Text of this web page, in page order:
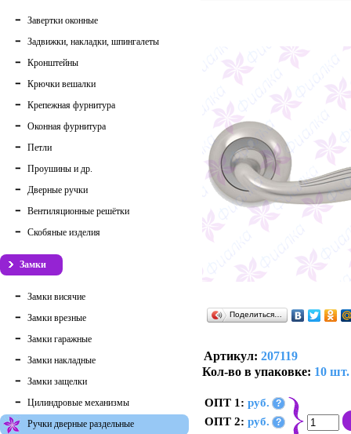
Завертки оконные
Задвижки, накладки, шпингалеты
Кронштейны
Крючки вешалки
Крепежная фурнитура
Оконная фурнитура
Петли
Проушины и др.
Дверные ручки
Вентиляционные решётки
Скобяные изделия
Замки
Замки висячие
Замки врезные
Замки гаражные
Замки накладные
Замки защелки
Цилиндровые механизмы
Ручки дверные раздельные
Поделиться…
Артикул: 207119
Кол-во в упаковке: 10 шт.
ОПТ 1: руб. ?
ОПТ 2: руб. ?